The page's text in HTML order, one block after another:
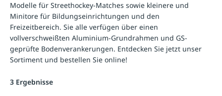
Modelle für Streethockey-Matches sowie kleinere und
Minitore für Bildungseinrichtungen und den
Freizeitbereich. Sie alle verfügen über einen
vollverschweißten Aluminium-Grundrahmen und GS-
geprüfte Bodenverankerungen. Entdecken Sie jetzt unser
Sortiment und bestellen Sie online!
3 Ergebnisse